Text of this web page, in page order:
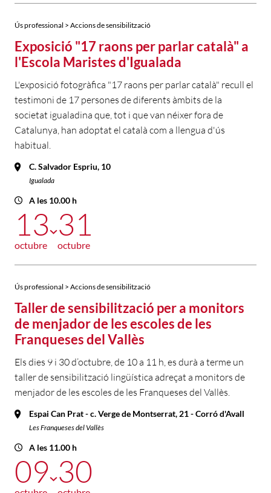
Ús professional > Accions de sensibilització
Exposició "17 raons per parlar català" a
l'Escola Maristes d'Igualada
L'exposició fotogràfica "17 raons per parlar català" recull el
testimoni de 17 persones de diferents àmbits de la
societat igualadina que, tot i que van néixer fora de
Catalunya, han adoptat el català com a llengua d'ús
habitual.
C. Salvador Espriu, 10
Igualada
A les 10.00 h
13
octubre
31
octubre
Ús professional > Accions de sensibilització
Taller de sensibilització per a monitors
de menjador de les escoles de les
Franqueses del Vallès
Els dies 9 i 30 d’octubre, de 10 a 11 h, es durà a terme un
taller de sensibilització lingüística adreçat a monitors de
menjador de les escoles de les Franqueses del Vallès.
Espai Can Prat - c. Verge de Montserrat, 21 - Corró d'Avall
Les Franqueses del Vallès
A les 11.00 h
09 30